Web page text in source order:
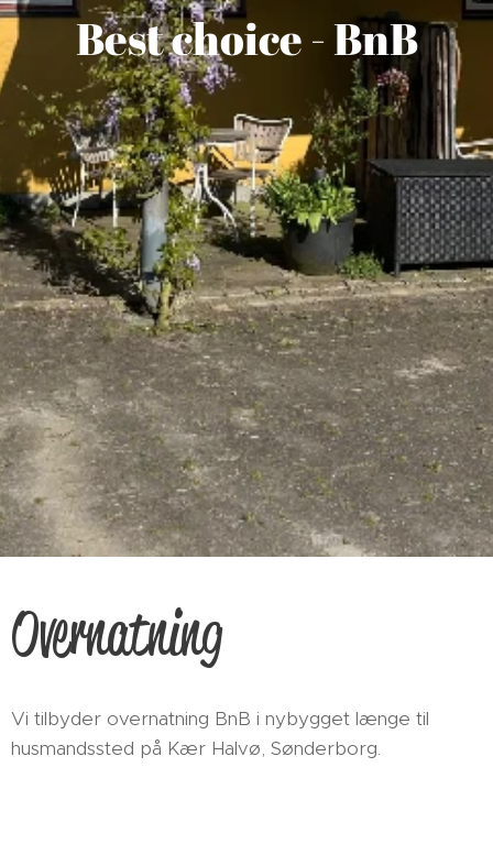
Best choice - BnB
Overnatning
Vi tilbyder overnatning BnB i nybygget længe til
husmandssted på Kær Halvø, Sønderborg.